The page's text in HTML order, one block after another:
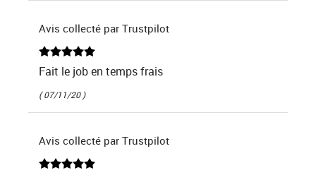
Avis collecté par Trustpilot
Fait le job en temps frais
( 07/11/20 )
Avis collecté par Trustpilot